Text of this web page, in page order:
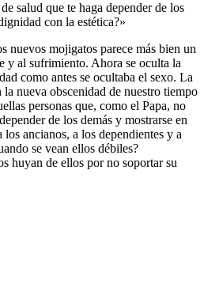
salud que te haga depender de los
con la estética?»
nuevos mojigatos parece más bien un
y al sufrimiento. Ahora se oculta la
como antes se ocultaba el sexo. La
nueva obscenidad de nuestro tiempo
personas que, como el Papa, no
de los demás y mostrarse en
ancianos, a los dependientes y a
se vean ellos débiles?
huyan de ellos por no soportar su